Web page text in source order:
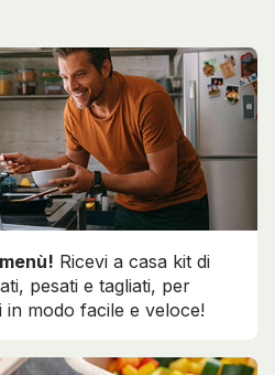
Ricevi a casa kit di
pesati e tagliati, per
modo facile e veloce!